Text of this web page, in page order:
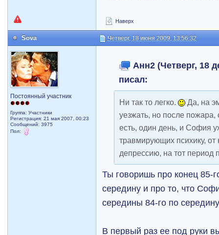
Наверх
Sova Четверг, 18 июня 2009, 13:56:32
Постоянный участник
Группа: Участники
Регистрация: 21 мая 2007, 00:23
Сообщений: 3975
Пол:
Анн2 (Четверг, 18
писал:
Ни так то легко.
Да, на
уезжать, но после
есть, один день, и София
травмирующих психику,
депрессию, на тот период
Ты говоришь про конец 85-
середину и про то, что
середины 84-го по
В первый раз ее под руки